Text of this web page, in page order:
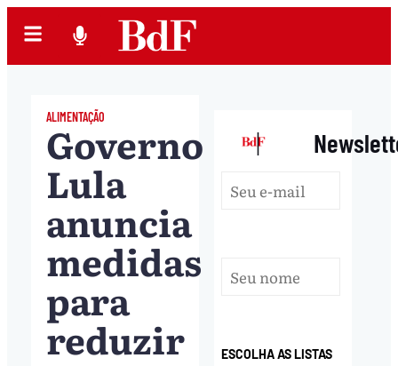
ALIMENTAÇÃO
Governo
Lula
anuncia
medidas
para
reduzir
|
ESCOLHA AS LISTAS